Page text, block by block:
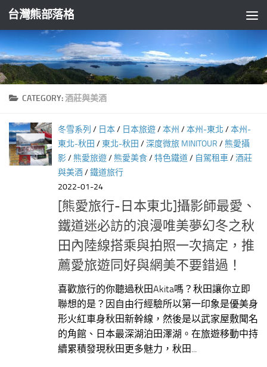
Skip to content
台灣熊部落格
CATEGORY:酒莊與美酒
冬雪系列 / 日本/ 日本旅遊/本州 /本州-東北 /本州-
東北-秋田 / 東北-秋田 /深度微旅 MINITOUR / 熊愛攝
影/ 熊愛旅遊/ 熊愛美食/特色鐵道/ 自駕租車/酒莊
與美酒/鐵道旅行
2022-01-24
[熊愛旅行-日本東北]攝影師最愛、
鐵道迷必訪的浪漫唯美夢幻冬之秋
田內陸線搭乘與拍照一次搞定，推
薦愛旅遊同好與網美不要錯過！
喜歡旅行的你聽過秋田Akita嗎？秋田讓你立即
聯想的是？因自由行經驗所以第一印象是優美身
形火紅車身秋田新幹線，然後是以武家屋敷聞名
的角館、日本最深湖泊田澤湖。在旅遊移動中持
續累積發現秋田更多魅力，秋田...